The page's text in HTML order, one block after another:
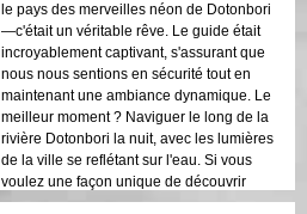
le pays des merveilles néon de Dotonbori
—c'était un véritable rêve. Le guide était
incroyablement captivant, s'assurant que
nous nous sentions en sécurité tout en
maintenant une ambiance dynamique. Le
meilleur moment ? Naviguer le long de la
rivière Dotonbori la nuit, avec les lumières
de la ville se reflétant sur l'eau. Si vous
voulez une façon unique de découvrir
Osaka, c'est ça !